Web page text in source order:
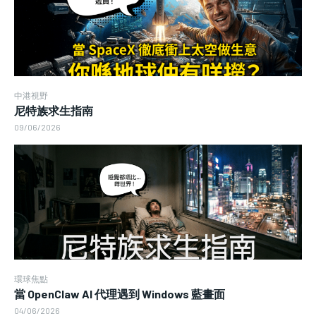
中港視野
尼特族求生指南
09/06/2026
環球焦點
當 OpenClaw AI 代理遇到 Windows 藍畫面
04/06/2026